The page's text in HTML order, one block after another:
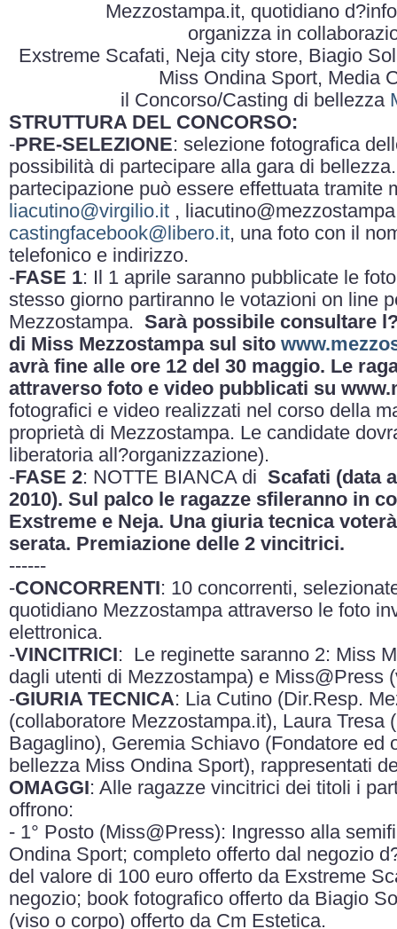
Mezzostampa.it, quotidiano
organizza in
Exstreme Scafati, Neja city store, Biagio
Miss Ondina Sport, Media
il Concorso/Casting di bellezza
STRUTTURA DEL CONCORSO:
-PRE-SELEZIONE: selezione fotografica
possibilità di partecipare alla gara di
partecipazione può essere effettuata tramite
liacutino@virgilio.it ,
castingfacebook@libero.it, una foto con il
telefonico e indirizzo.
-FASE 1: Il 1 aprile saranno pubblicate le
stesso giorno partiranno le votazioni on line
Mezzostampa. Sarà possibile consultare
di Miss Mezzostampa sul sito
avrà fine alle ore 12 del 30 maggio. Le
attraverso foto e video pubblicati su
fotografici e video realizzati nel corso della
proprietà di Mezzostampa. Le candidate
liberatoria all?organizzazione).
-FASE 2: NOTTE BIANCA di Scafati (data
2010). Sul palco le ragazze sfileranno in
Exstreme e Neja. Una giuria tecnica
serata. Premiazione delle 2 vincitrici.
------
-CONCORRENTI: 10 concorrenti,
quotidiano Mezzostampa attraverso le foto
elettronica.
-VINCITRICI: Le reginette saranno 2: Miss
dagli utenti di Mezzostampa) e Miss@Press
-GIURIA TECNICA: Lia Cutino (Dir.Resp.
(collaboratore Mezzostampa.it), Laura Tresa
Bagaglino), Geremia Schiavo (Fondatore ed
bellezza Miss Ondina Sport), rappresentati
OMAGGI: Alle ragazze vincitrici dei titoli i
offrono:
- 1° Posto (Miss@Press): Ingresso alla
Ondina Sport; completo offerto dal negozio
del valore di 100 euro offerto da Exstreme
negozio; book fotografico offerto da Biagio
(viso o corpo) offerto da Cm Estetica.